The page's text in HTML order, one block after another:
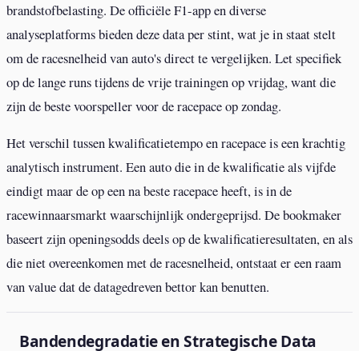
brandstofbelasting. De officiële F1-app en diverse
analyseplatforms bieden deze data per stint, wat je in staat stelt
om de racesnelheid van auto's direct te vergelijken. Let specifiek
op de lange runs tijdens de vrije trainingen op vrijdag, want die
zijn de beste voorspeller voor de racepace op zondag.
Het verschil tussen kwalificatietempo en racepace is een krachtig
analytisch instrument. Een auto die in de kwalificatie als vijfde
eindigt maar de op een na beste racepace heeft, is in de
racewinnaarsmarkt waarschijnlijk ondergeprijsd. De bookmaker
baseert zijn openingsodds deels op de kwalificatieresultaten, en als
die niet overeenkomen met de racesnelheid, ontstaat er een raam
van value dat de datagedreven bettor kan benutten.
Bandendegradatie en Strategische Data